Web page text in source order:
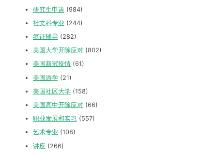
研究生申请 (984)
社文科专业 (244)
签证辅导 (282)
美国大学开除应对 (802)
美国新冠疫情 (61)
美国游学 (21)
美国社区大学 (158)
美国高中开除应对 (66)
职业发展和实习 (557)
艺术专业 (108)
讲座 (266)